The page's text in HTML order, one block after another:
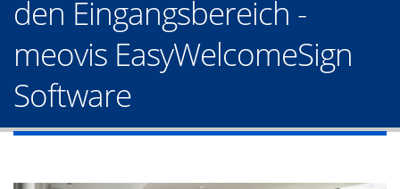
den Eingangsbereich -
meovis EasyWelcomeSign
Software